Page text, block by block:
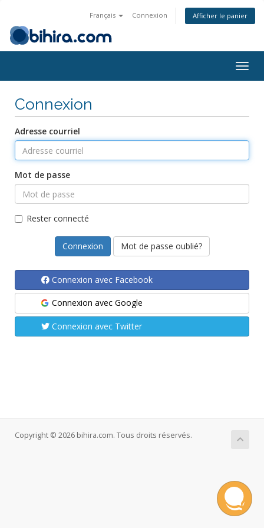
Français Connexion Afficher le panier
Connexion
Adresse courriel
Mot de passe
Rester connecté
Mot de passe oublié?
Connexion avec Facebook
Connexion avec Google
Connexion avec Twitter
Copyright © 2026 bihira.com. Tous droits réservés.